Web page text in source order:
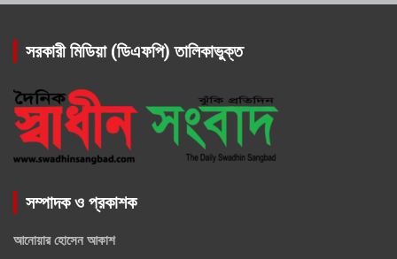
সরকারী মিডিয়া (ডিএফপি) তালিকাভুক্ত
সম্পাদক ও প্রকাশক
আনোয়ার হোসেন আকাশ